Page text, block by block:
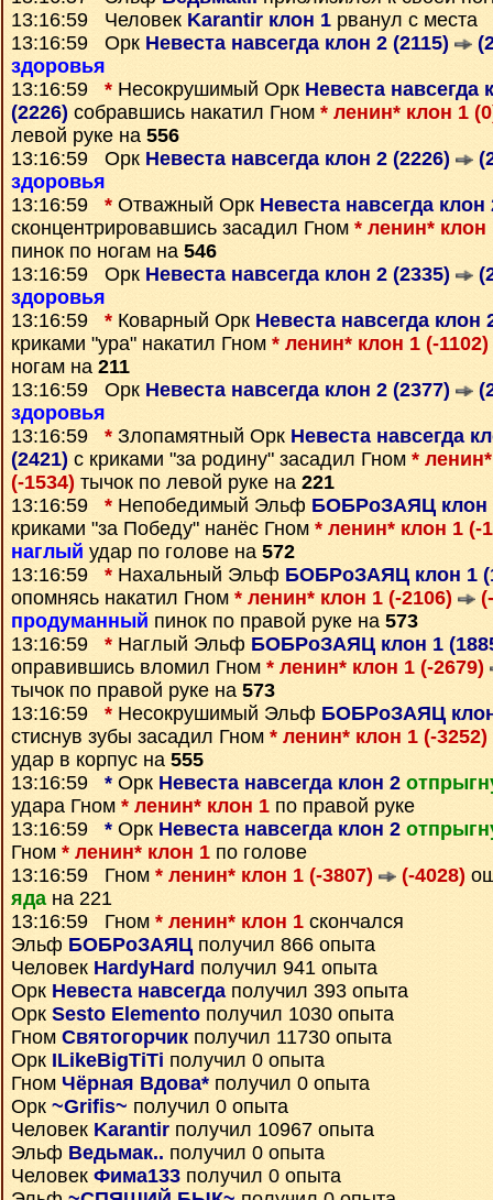
13:16:59 Человек Karantir клон 1 рванул с места
13:16:59 Орк Невеста навсегда клон 2 (2115)
здоровья
13:16:59 * Несокрушимый Орк Невеста навсегда
(2226) собравшись накатил Гном * ленин* клон 1
левой руке на 556
13:16:59 Орк Невеста навсегда клон 2 (2226)
здоровья
13:16:59 * Отважный Орк Невеста навсегда
сконцентрировавшись засадил Гном * ленин* клон
пинок по ногам на 546
13:16:59 Орк Невеста навсегда клон 2 (2335)
здоровья
13:16:59 * Коварный Орк Невеста навсегда клон
криками "ура" накатил Гном * ленин* клон 1 (-1102)
ногам на 211
13:16:59 Орк Невеста навсегда клон 2 (2377)
здоровья
13:16:59 * Злопамятный Орк Невеста навсегда
(2421) с криками "за родину" засадил Гном *
(-1534) тычок по левой руке на 221
13:16:59 * Непобедимый Эльф БОБРоЗАЯЦ клон
криками "за Победу" нанёс Гном * ленин* клон 1 (-
наглый удар по голове на 572
13:16:59 * Нахальный Эльф БОБРоЗАЯЦ клон 1
опомнясь накатил Гном * ленин* клон 1 (-2106)
продуманный пинок по правой руке на 573
13:16:59 * Наглый Эльф БОБРоЗАЯЦ клон 1
оправившись вломил Гном * ленин* клон 1 (-2679)
тычок по правой руке на 573
13:16:59 * Несокрушимый Эльф БОБРоЗАЯЦ
стиснув зубы засадил Гном * ленин* клон 1 (-3252)
удар в корпус на 555
13:16:59 * Орк Невеста навсегда клон 2
удара Гном * ленин* клон 1 по правой руке
13:16:59 * Орк Невеста навсегда клон 2
Гном * ленин* клон 1 по голове
13:16:59 Гном * ленин* клон 1 (-3807) (-4028)
ядана 221
13:16:59 Гном * ленин* клон 1 скончался
Эльф БОБРоЗАЯЦ получил 866 опыта
Человек HardyHard получил 941 опыта
Орк Невеста навсегдаполучил 393 опыта
Орк Sesto Elemento получил 1030 опыта
Гном Святогорчик получил 11730 опыта
Орк ILikeBigTiTi получил 0 опыта
Гном Чёрная Вдова* получил 0 опыта
Орк ~Grifis~ получил 0 опыта
Человек Karantir получил 10967 опыта
Эльф Ведьмак.. получил 0 опыта
Человек Фима133 получил 0 опыта